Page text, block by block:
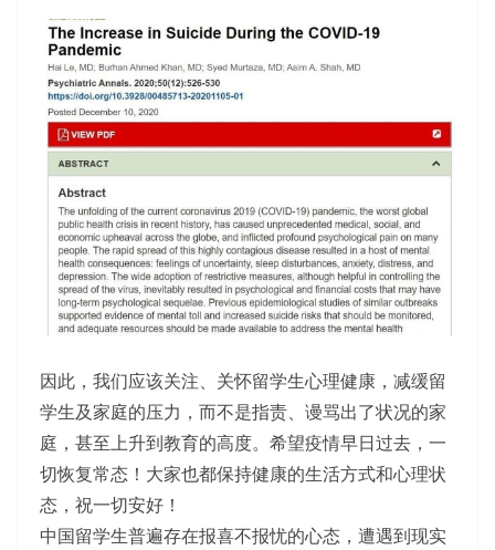
因此，我们应该关注、关怀留学生心理健康，减缓留
学生及家庭的压力，而不是指责、谩骂出了状况的家
庭，甚至上升到教育的高度。希望疫情早日过去，一
切恢复常态！大家也都保持健康的生活方式和心理状
态，祝一切安好！
中国留学生普遍存在报喜不报忧的心态，遭遇到现实